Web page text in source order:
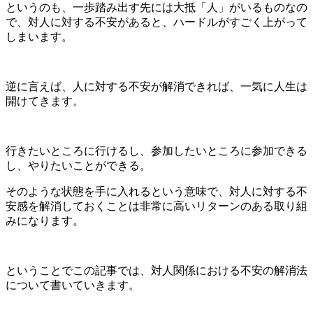
というのも、一歩踏み出す先には大抵「人」がいるものなの
で、対人に対する不安があると、ハードルがすごく上がって
しまいます。
逆に言えば、人に対する不安が解消できれば、一気に人生は
開けてきます。
行きたいところに行けるし、参加したいところに参加できる
し、やりたいことができる。
そのような状態を手に入れるという意味で、対人に対する不
安感を解消しておくことは非常に高いリターンのある取り組
みになります。
ということでこの記事では、対人関係における不安の解消法
について書いていきます。